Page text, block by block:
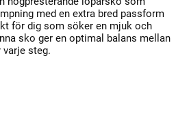
med en extra bred passform
för dig som söker en mjuk och
sko ger en optimal balans mellan
steg.